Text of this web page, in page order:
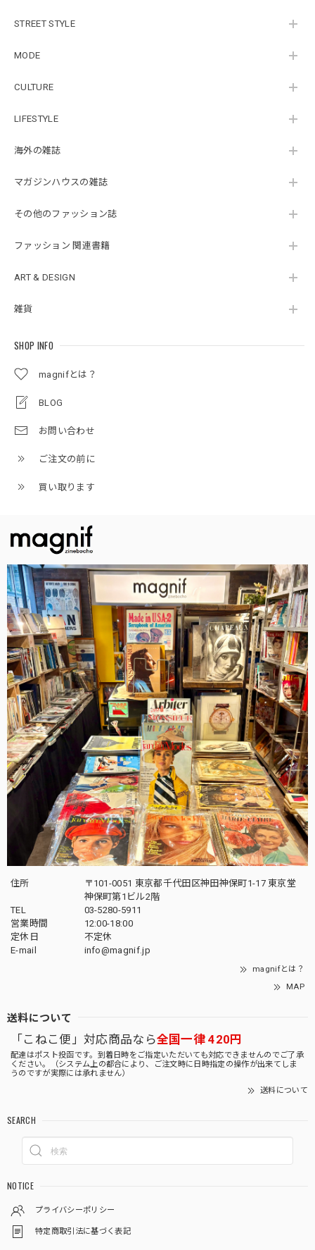
STREET STYLE
MODE
CULTURE
LIFESTYLE
海外の雑誌
マガジンハウスの雑誌
その他のファッション誌
ファッション 関連書籍
ART & DESIGN
雑貨
SHOP INFO
magnifとは？
BLOG
お問い合わせ
ご注文の前に
買い取ります
住所
〒101-0051 東京都千代田区神田神保町1-17 東京堂
神保町第1ビル2階
TEL
03-5280-5911
営業時間
12:00-18:00
定休日
不定休
E-mail
info@magnif.jp
magnifとは？
MAP
送料について
「こねこ便」対応商品なら全国一律 420円
配達はポスト投函です。到着日時をご指定いただいても対応できませんのでご了承
ください。（システム上の都合により、ご注文時に日時指定の操作が出来てしま
うのですが実際には承れません）
送料について
SEARCH
NOTICE
プライバシーポリシー
特定商取引法に基づく表記